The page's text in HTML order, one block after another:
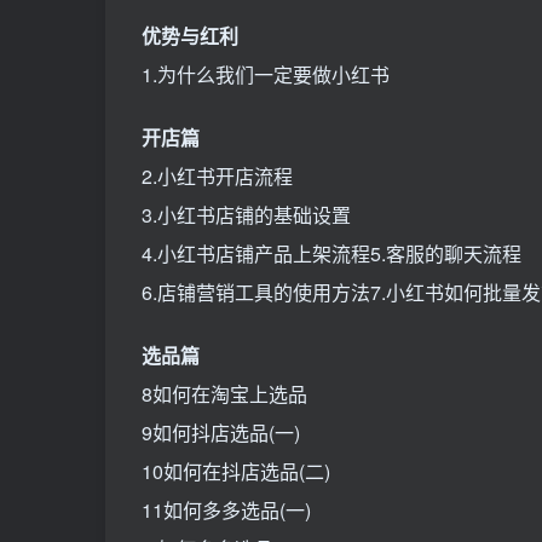
优势与红利
1.为什么我们一定要做小红书
开店篇
2.小红书开店流程
3.小红书店铺的基础设置
4.小红书店铺产品上架流程5.客服的聊天流程
6.店铺营销工具的使用方法7.小红书如何批量
选品篇
8如何在淘宝上选品
9如何抖店选品(一)
10如何在抖店选品(二)
11如何多多选品(一)